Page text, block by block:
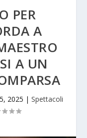
PER
A
A UN
2025 | Spettacoli